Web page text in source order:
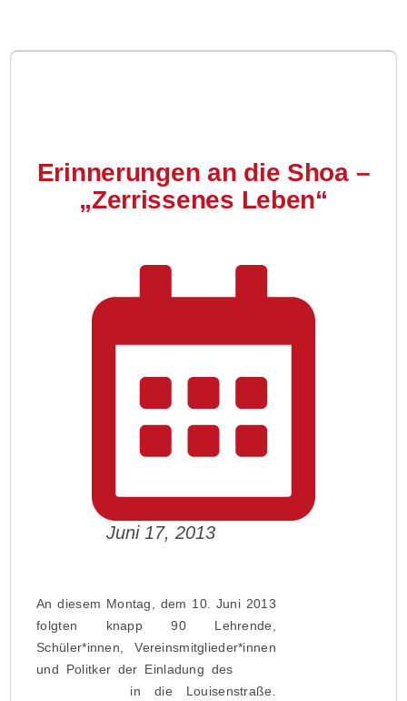
Erinnerungen an die Shoa –
„Zerrissenes Leben“
Juni 17, 2013
An diesem Montag, dem 10. Juni 2013
folgten knapp 90 Lehrende,
Schüler*innen, Vereinsmitglieder*innen
und Politker der Einladung des
in die Louisenstraße.